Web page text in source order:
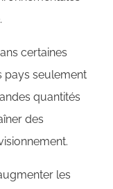
certaines
pays seulement
quantités
des
les